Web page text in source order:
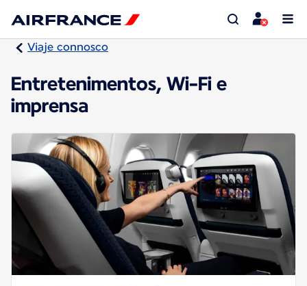
Viaje connosco
Entretenimentos, Wi-Fi e
imprensa